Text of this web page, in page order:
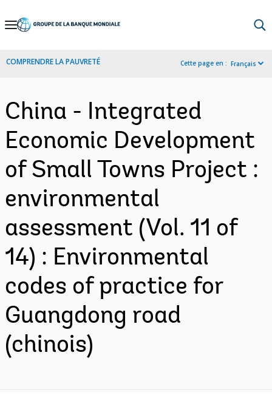
Skip
Navigation
COMPRENDRE LA PAUVRETÉ Cette page en : Français
China - Integrated
Economic Development
of Small Towns Project :
environmental
assessment (Vol. 11 of
14) : Environmental
codes of practice for
Guangdong road
(chinois)